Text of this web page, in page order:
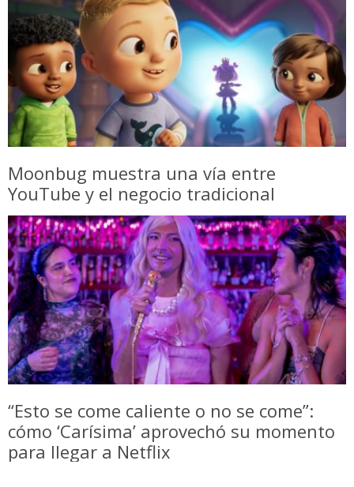
Moonbug muestra una vía entre
YouTube y el negocio tradicional
“Esto se come caliente o no se come”:
cómo ‘Carísima’ aprovechó su momento
para llegar a Netflix